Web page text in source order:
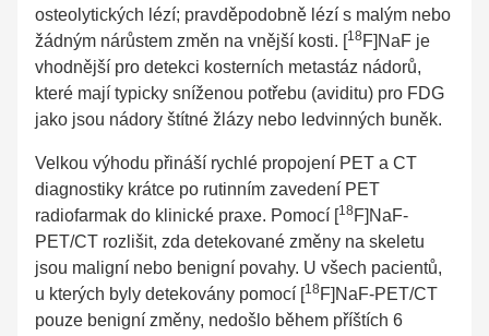
osteolytických lézí; pravděpodobně lézí s malým nebo
žádným nárůstem změn na vnější kosti. [18F]NaF je
vhodnější pro detekci kosterních metastáz nádorů,
které mají typicky sníženou potřebu (aviditu) pro FDG
jako jsou nádory štítné žlázy nebo ledvinných buněk.
Velkou výhodu přináší rychlé propojení PET a CT
diagnostiky krátce po rutinním zavedení PET
radiofarmak do klinické praxe. Pomocí [18F]NaF-
PET/CT rozlišit, zda detekované změny na skeletu
jsou maligní nebo benigní povahy. U všech pacientů,
u kterých byly detekovány pomocí [18F]NaF-PET/CT
pouze benigní změny, nedošlo během příštích 6